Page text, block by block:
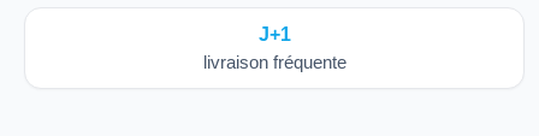
J+1
livraison fréquente